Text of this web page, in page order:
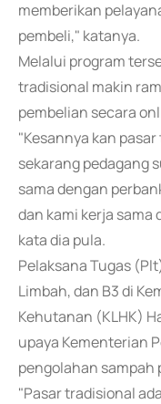
memberikan
pembeli," katanya.
Melalui program
tradisional makin
pembelian secara
"Kesannya kan
sekarang pedagang
sama dengan
dan kami kerja
kata dia pula.
Pelaksana Tugas
Limbah, dan B3 di
Kehutanan (KLHK)
upaya Kementerian
pengolahan sampah
"Pasar tradisional